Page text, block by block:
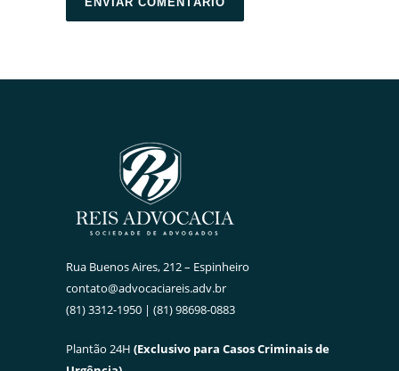
Rua Buenos Aires, 212 – Espinheiro
contato@advocaciareis.adv.br
(81) 3312-1950 | (81) 98698-0883
Plantão 24H (Exclusivo para Casos Criminais de